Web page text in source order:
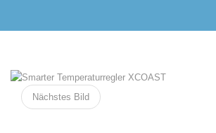
Nächstes Bild